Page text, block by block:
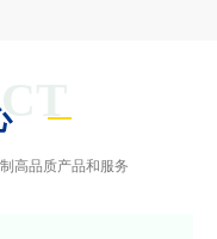
高品质产品和服务